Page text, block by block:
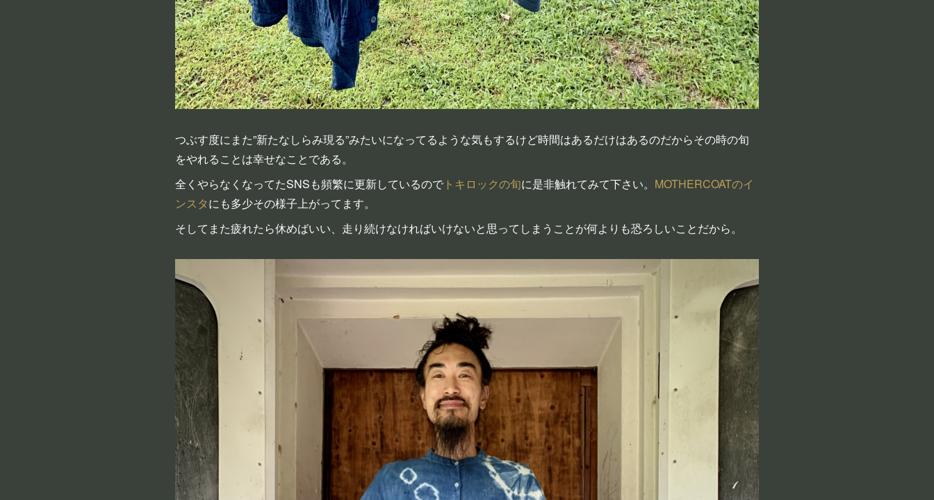
つぶす度にまた”新たなしらみ現る”みたいになってるような気もするけど時間はあるだけはあるのだからその時の旬
をやれることは幸せなことである。
全くやらなくなってたSNSも頻繁に更新しているので トキロックの旬に是非触れてみて下さい。 MOTHERCOATのイ
ンスタにも多少その様子上がってます。
そしてまた疲れたら休めばいい、走り続けなければいけないと思ってしまうことが何よりも恐ろしいことだから。